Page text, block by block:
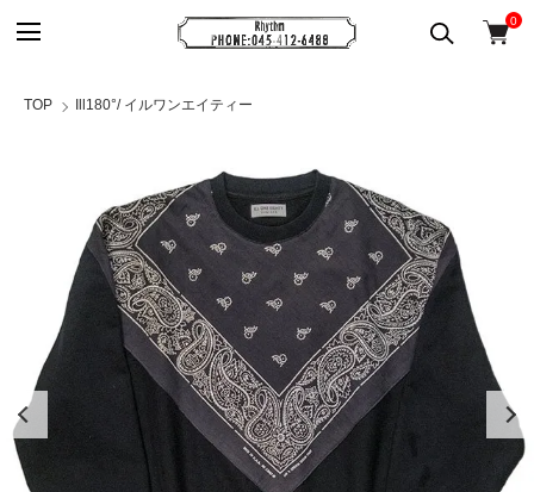
0
TOP Ill180°/ イルワンエイティー